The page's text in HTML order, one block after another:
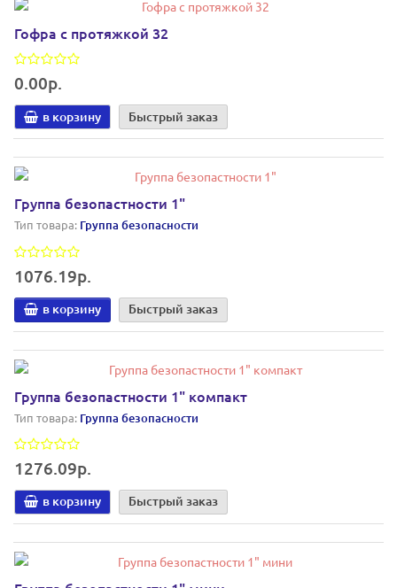
Гофра с протяжкой 32
0.00р.
в корзину Быстрый заказ
Группа безопастности 1"
Тип товара: Группа безопасности
1076.19р.
в корзину Быстрый заказ
Группа безопастности 1" компакт
Тип товара: Группа безопасности
1276.09р.
в корзину Быстрый заказ